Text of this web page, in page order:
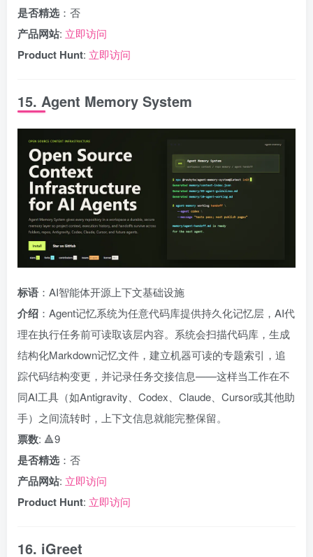
是否精选 ：否
产品网站: 立即访问
Product Hunt: 立即访问
15. Agent Memory System
标语 ：AI智能体开源上下文基础设施
介绍 ：Agent记忆系统为任意代码库提供持久化记忆层，AI代
理在执行任务前可读取该层内容。系统会扫描代码库，生成
结构化Markdown记忆文件，建立机器可读的专题索引，追
踪代码结构变更，并记录任务交接信息——这样当工作在不
同AI工具（如Antigravity、Codex、Claude、Cursor或其他助
手）之间流转时，上下文信息就能完整保留。
票数: 🔺9
是否精选 ：否
产品网站: 立即访问
Product Hunt: 立即访问
16. iGreet